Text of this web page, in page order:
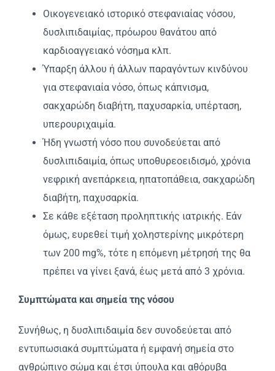
Oικογενειακό ιστορικό στεφανιαίας νόσου,
δυσλιπιδαιμίας, πρόωρου θανάτου από
καρδιοαγγειακό νόσημα κλπ.
Ύπαρξη άλλου ή άλλων παραγόντων κινδύνου
για στεφανιαία νόσο, όπως κάπνισμα,
σακχαρώδη διαβήτη, παχυσαρκία, υπέρταση,
υπερουριχαιμία.
Ήδη γνωστή νόσο που συνοδεύεται από
δυσλιπιδαιμία, όπως υποθυρεοειδισμό, χρόνια
νεφρική ανεπάρκεια, ηπατοπάθεια, σακχαρώδη
διαβήτη, παχυσαρκία.
Σε κάθε εξέταση προληπτικής ιατρικής. Eάν
όμως, ευρεθεί τιμή χοληστερίνης μικρότερη
των 200 mg%, τότε η επόμενη μέτρησή της θα
πρέπει να γίνει ξανά, έως μετά από 3 χρόνια.
Συμπτώματα και σημεία της νόσου
Συνήθως, η δυσλιπιδαιμία δεν συνοδεύεται από
εντυπωσιακά συμπτώματα ή εμφανή σημεία στο
ανθρώπινο σώμα και έτσι ύπουλα και αθόρυβα